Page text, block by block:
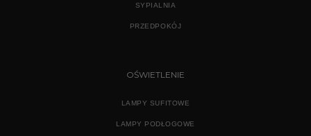
SYPIALNIA
PRZEDPOKÓJ
OŚWIETLENIE
LAMPY SUFITOWE
LAMPY PODŁOGOWE